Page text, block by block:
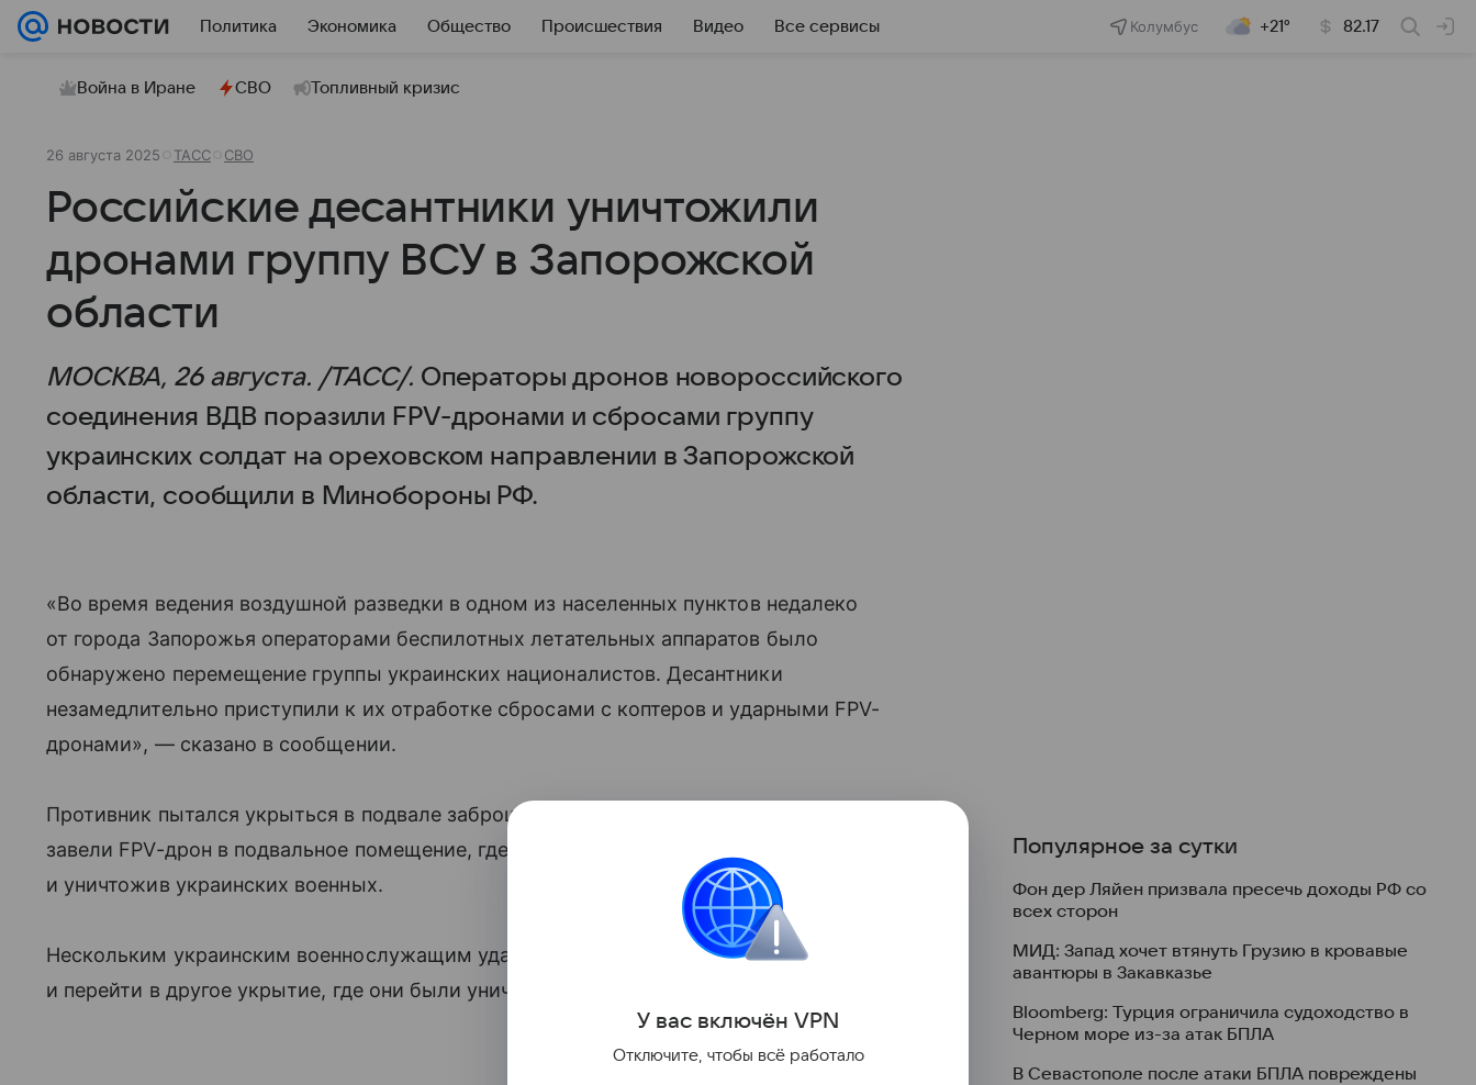
Политика Экономика Общество Происшествия Видео Все сервисы Колумбус +21° 82.17
Война в Иране СВО Топливный кризис
26 августа 2025 ТАСС СВО
Российские десантники уничтожили
дронами группу ВСУ в Запорожской
области
МОСКВА, 26 августа. /ТАСС/. Операторы дронов новороссийского
соединения ВДВ поразили FPV-дронами и сбросами группу
украинских солдат на ореховском направлении в Запорожской
области, сообщили в Минобороны РФ.
«Во время ведения воздушной разведки в одном из населенных пунктов недалеко
от города Запорожья операторами беспилотных летательных аппаратов было
обнаружено перемещение группы украинских националистов. Десантники
незамедлительно приступили к их отработке сбросами с коптеров и ударными FPV-
дронами», — сказано в сообщении.
Противник пытался укрыться в подвале заброшенного дома, но
завели FPV-дрон в подвальное помещение, где укрывались солдаты ВСУ, обрушив его
и уничтожив украинских военных.
Нескольким украинским военнослужащим удалось выбраться из-под завалов
и перейти в другое укрытие, где они были уничтожены следующими ударами дронов.
Популярное за сутки
Фон дер Ляйен призвала пресечь доходы РФ со
всех сторон
МИД: Запад хочет втянуть Грузию в кровавые
авантюры в Закавказье
Bloomberg: Турция ограничила судоходство в
Черном море из-за атак БПЛА
В Севастополе после атаки БПЛА повреждены
У вас включён VPN
Отключите, чтобы всё работало